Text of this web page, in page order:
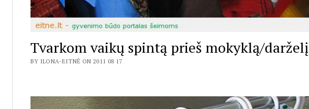
Tvarkom vaikų spintą prieš mokyklą/darželį
BY ILONA-EITNĖ ON 2011 08 17